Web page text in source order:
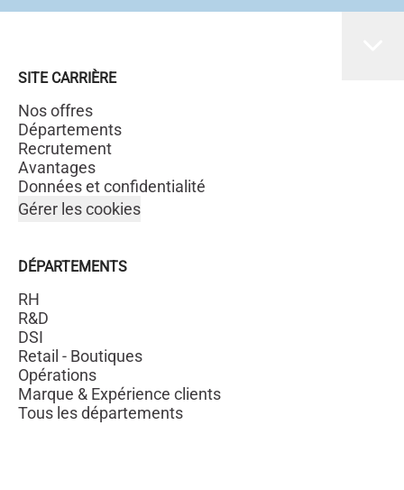
SITE CARRIÈRE
Nos offres
Départements
Recrutement
Avantages
Données et confidentialité
Gérer les cookies
DÉPARTEMENTS
RH
R&D
DSI
Retail - Boutiques
Opérations
Marque & Expérience clients
Tous les départements